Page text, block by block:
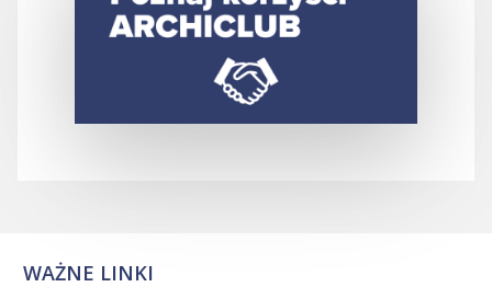
WAŻNE LINKI